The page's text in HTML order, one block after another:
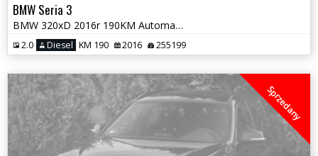
BMW Seria 3
BMW 320xD 2016r 190KM Automat Klimatronk FULL LED Pełny Serwis ASO BMW
2.0 Diesel KM 190 2016 255199
Sprzedany